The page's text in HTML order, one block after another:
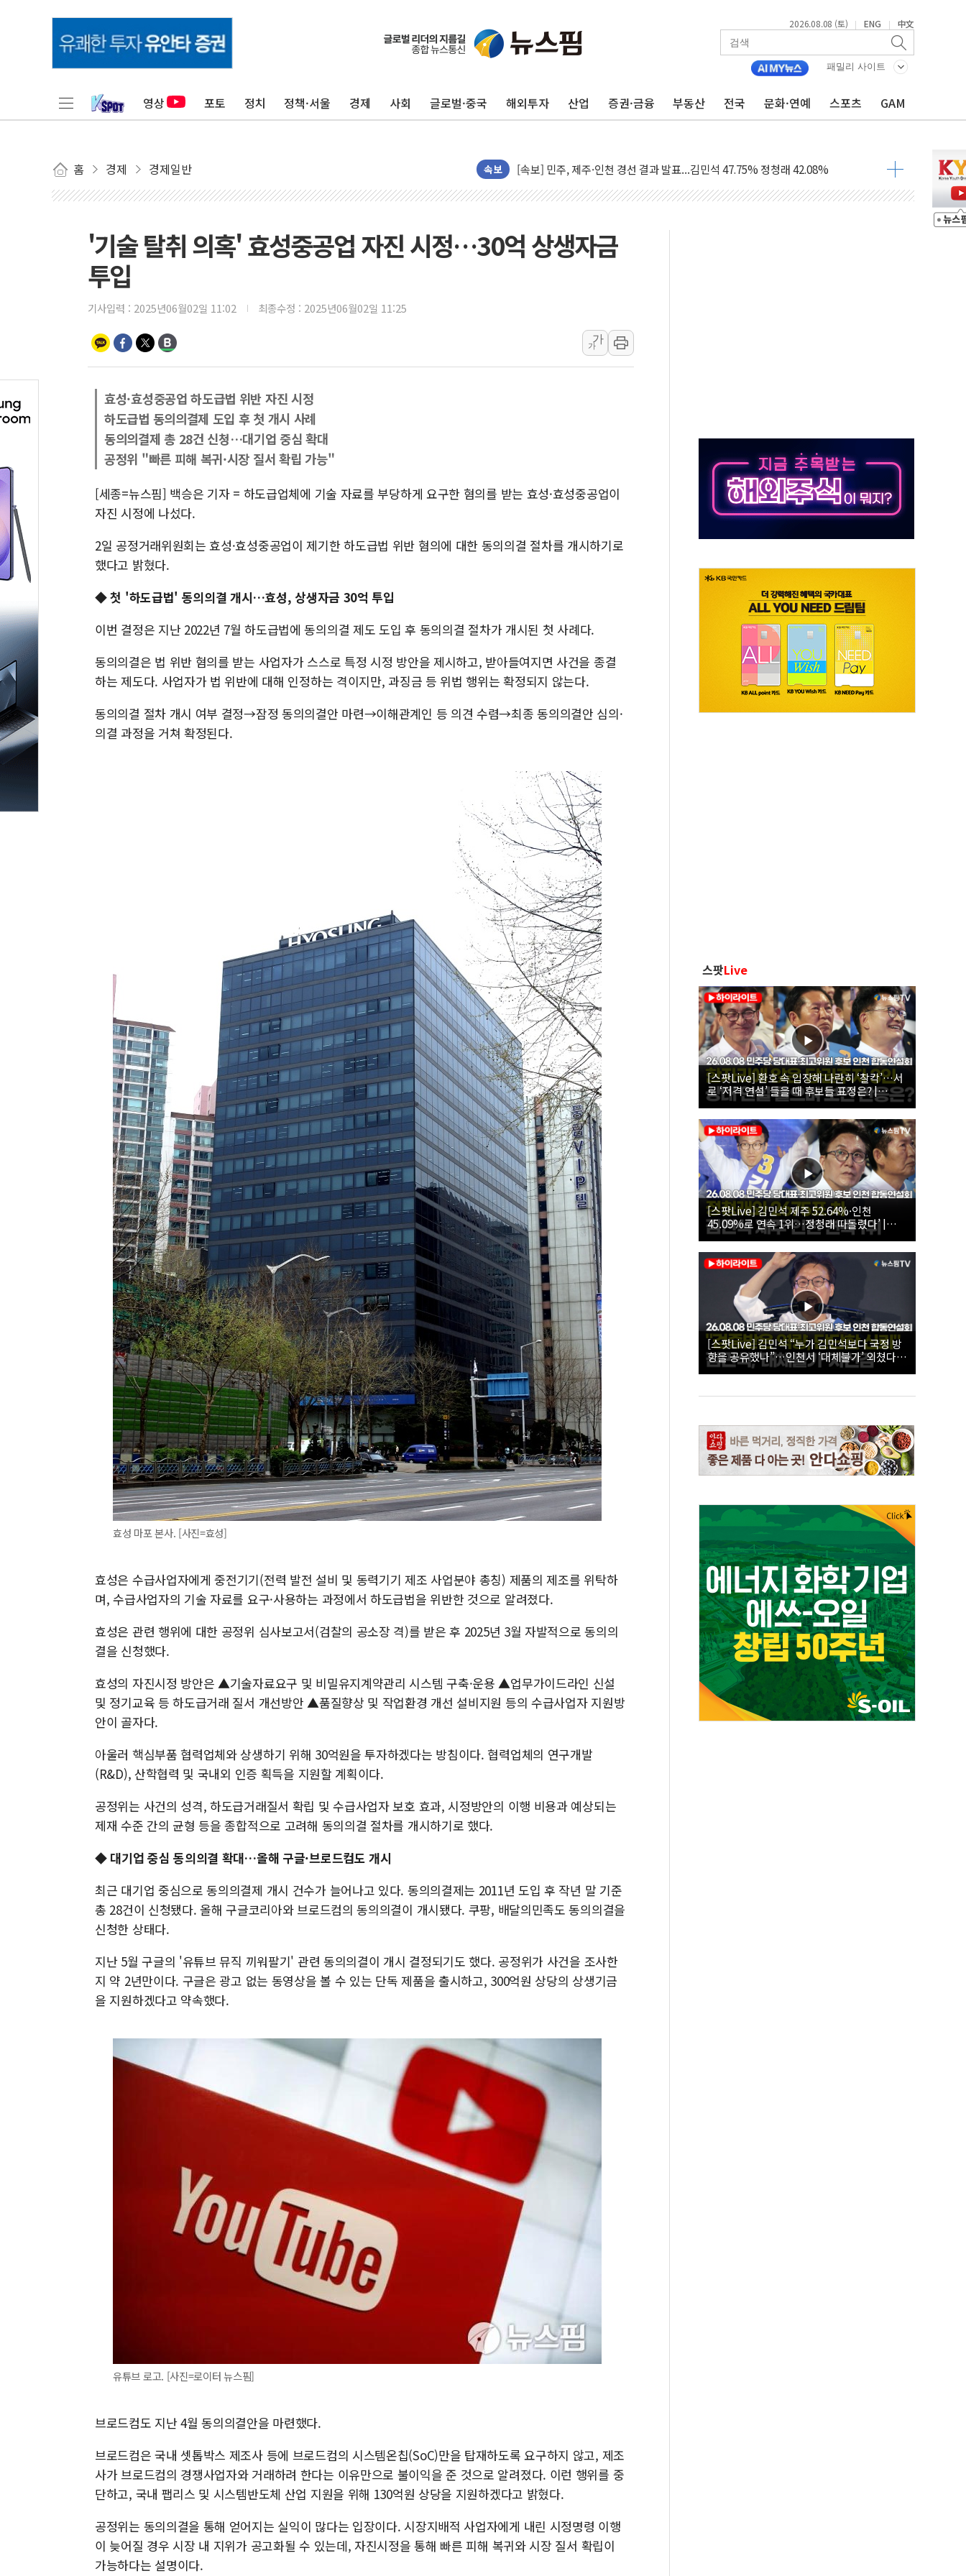
2026.08.08 (토) | ENG | 中文
패밀리 사이트
영상 포토 정치 정책·서울 경제 사회 글로벌·중국 해외투자 산업 증권·금융 부동산 전국 문화·연예 스포츠 GAM
홈 경제 경제일반 속보
울진·영덕 '호우특보'-포항 '산사태 주의보'...경북도, 호우 피해·통제구간 없어
[종합] 김민석, 정청래에 '0.86%p' 차 재역전 성공...金 45.42% vs 鄭 44.56%
김민석, 2주차 제주·인천 경선서 정청래에 승리...47.75% vs 42.08%
인사하는 김민석 당대표 후보
[속보] 민주, 인천 경선 결과 발표...김민석 45.09% 정청래 43.27% 송영길 11.63%
[속보] 민주, 제주 경선 결과 발표...김민석 52.64% 정청래 39.89% 송영길 7.47%
美, 이란전 출구전략 만지작…공습 한계·탄약 부족 현실화
강릉·동해·삼척 시간당 최대 50㎜ 폭우…강원 동해안 강한 비 이어져
여수 오동도 인근 해상서 모터보트 전복…1명 사망·1명 실종
추미애, '위안부' 피해자 기림의 날 참석..."국제적 시민 연대로 목소리 내야"
李대통령, ISA 개편 재검토 지시…與 "적극 환영"·野 "졸속 국정"
'기술 탈취 의혹' 효성중공업 자진 시정…30억 상생자금
투입
기사입력 : 2025년06월02일 11:02 최종수정 : 2025년06월02일 11:25
가
가
효성·효성중공업 하도급법 위반 자진 시정
하도급법 동의의결제 도입 후 첫 개시 사례
동의의결제 총 28건 신청…대기업 중심 확대
공정위 "빠른 피해 복귀·시장 질서 확립 가능"
[세종=뉴스핌] 백승은 기자 = 하도급업체에 기술 자료를 부당하게 요구한 혐의를 받는 효성·효성중공업이
자진 시정에 나섰다.
2일 공정거래위원회는 효성·효성중공업이 제기한 하도급법 위반 혐의에 대한 동의의결 절차를 개시하기로
했다고 밝혔다.
◆ 첫 '하도급법' 동의의결 개시…효성, 상생자금 30억 투입
이번 결정은 지난 2022년 7월 하도급법에 동의의결 제도 도입 후 동의의결 절차가 개시된 첫 사례다.
동의의결은 법 위반 혐의를 받는 사업자가 스스로 특정 시정 방안을 제시하고, 받아들여지면 사건을 종결
하는 제도다. 사업자가 법 위반에 대해 인정하는 격이지만, 과징금 등 위법 행위는 확정되지 않는다.
동의의결 절차 개시 여부 결정→잠정 동의의결안 마련→이해관계인 등 의견 수렴→최종 동의의결안 심의·
의결 과정을 거쳐 확정된다.
효성 마포 본사. [사진=효성]
효성은 수급사업자에게 중전기기(전력 발전 설비 및 동력기기 제조 사업분야 총칭) 제품의 제조를 위탁하
며, 수급사업자의 기술 자료를 요구·사용하는 과정에서 하도급법을 위반한 것으로 알려졌다.
효성은 관련 행위에 대한 공정위 심사보고서(검찰의 공소장 격)를 받은 후 2025년 3월 자발적으로 동의의
결을 신청했다.
효성의 자진시정 방안은 ▲기술자료요구 및 비밀유지계약관리 시스템 구축·운용 ▲업무가이드라인 신설
및 정기교육 등 하도급거래 질서 개선방안 ▲품질향상 및 작업환경 개선 설비지원 등의 수급사업자 지원방
안이 골자다.
아울러 핵심부품 협력업체와 상생하기 위해 30억원을 투자하겠다는 방침이다. 협력업체의 연구개발
(R&D), 산학협력 및 국내외 인증 획득을 지원할 계획이다.
공정위는 사건의 성격, 하도급거래질서 확립 및 수급사업자 보호 효과, 시정방안의 이행 비용과 예상되는
제재 수준 간의 균형 등을 종합적으로 고려해 동의의결 절차를 개시하기로 했다.
◆ 대기업 중심 동의의결 확대…올해 구글·브로드컴도 개시
최근 대기업 중심으로 동의의결제 개시 건수가 늘어나고 있다. 동의의결제는 2011년 도입 후 작년 말 기준
총 28건이 신청됐다. 올해 구글코리아와 브로드컴의 동의의결이 개시됐다. 쿠팡, 배달의민족도 동의의결을
신청한 상태다.
지난 5월 구글의 '유튜브 뮤직 끼워팔기' 관련 동의의결이 개시 결정되기도 했다. 공정위가 사건을 조사한
지 약 2년만이다. 구글은 광고 없는 동영상을 볼 수 있는 단독 제품을 출시하고, 300억원 상당의 상생기금
을 지원하겠다고 약속했다.
유튜브 로고. [사진=로이터 뉴스핌]
브로드컴도 지난 4월 동의의결안을 마련했다.
브로드컴은 국내 셋톱박스 제조사 등에 브로드컴의 시스템온칩(SoC)만을 탑재하도록 요구하지 않고, 제조
사가 브로드컴의 경쟁사업자와 거래하려 한다는 이유만으로 불이익을 준 것으로 알려졌다. 이런 행위를 중
단하고, 국내 팹리스 및 시스템반도체 산업 지원을 위해 130억원 상당을 지원하겠다고 밝혔다.
공정위는 동의의결을 통해 얻어지는 실익이 많다는 입장이다. 시장지배적 사업자에게 내린 시정명령 이행
이 늦어질 경우 시장 내 지위가 공고화될 수 있는데, 자진시정을 통해 빠른 피해 복귀와 시장 질서 확립이
가능하다는 설명이다.
스팟Live
[스팟Live] 환호 속 입장해 나란히 ‘찰칵’…서
로 ‘저격 연설’ 들을 때 후보들 표정은? |
26.08.08 더불어민주당 당대표·최고위원 후
보 인천 합동연설회
[스팟Live] 김민석 제주 52.64%·인천
45.09%로 연속 1위…정청래 따돌렸다’ |
26.08.08 더불어민주당 당대표·최고위원 후
보 인천 합동연설회
[스팟Live] 김민석 “누가 김민석보다 국정 방
향을 공유했나”…인천서 ‘대체불가’ 외쳤다 |
26.08.08 더불어민주당 당대표·최고위원 후